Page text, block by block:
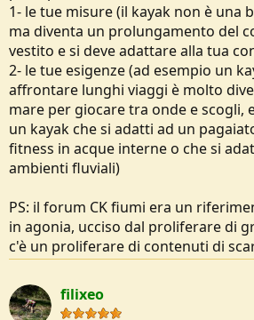
1- le tue misure (il kayak non è una
ma diventa un prolungamento del
vestito e si deve adattare alla tua
2- le tue esigenze (ad esempio un
affrontare lunghi viaggi è molto
mare per giocare tra onde e scogli,
un kayak che si adatti ad un
fitness in acque interne o che si
ambienti fluviali)
PS: il forum CK fiumi era un
in agonia, ucciso dal proliferare di
c'è un proliferare di contenuti di
filixeo